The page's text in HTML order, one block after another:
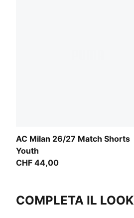
AC Milan 26/27 Match Shorts
Youth
CHF 44,00
COMPLETA IL LOOK